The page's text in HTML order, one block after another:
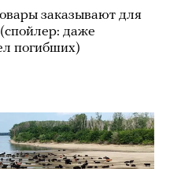
заказывают для
даже
погибших)